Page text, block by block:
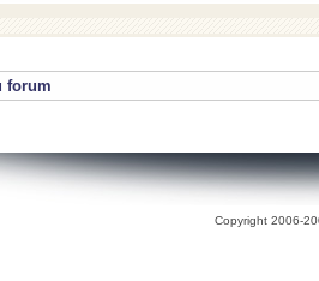
forum
Copyright 2006-